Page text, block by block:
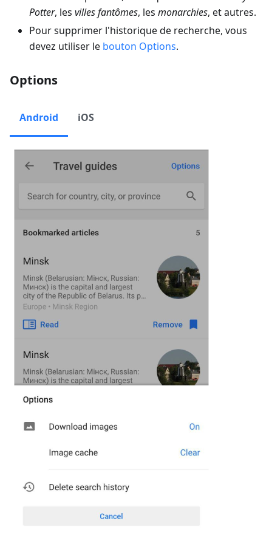
Potter, les villes fantômes, les monarchies, et autres.
Pour supprimer l'historique de recherche, vous
devez utiliser le bouton Options.
Options
Android iOS